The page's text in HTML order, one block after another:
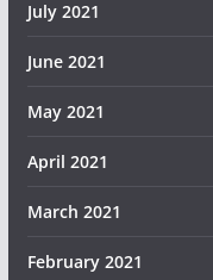
July 2021
June 2021
May 2021
April 2021
March 2021
February 2021